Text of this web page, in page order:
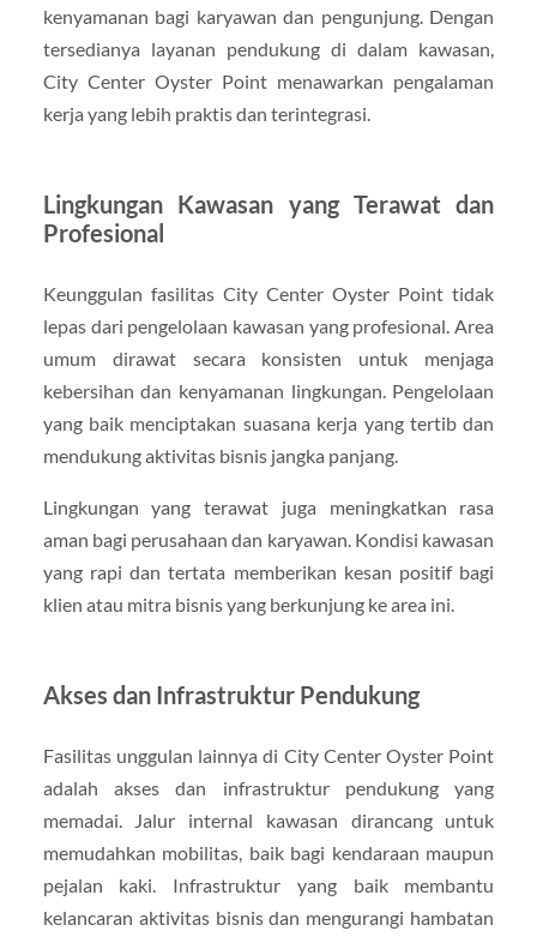
kenyamanan bagi karyawan dan pengunjung. Dengan
tersedianya layanan pendukung di dalam kawasan,
City Center Oyster Point menawarkan pengalaman
kerja yang lebih praktis dan terintegrasi.
Lingkungan Kawasan yang Terawat dan
Profesional
Keunggulan fasilitas City Center Oyster Point tidak
lepas dari pengelolaan kawasan yang profesional. Area
umum dirawat secara konsisten untuk menjaga
kebersihan dan kenyamanan lingkungan. Pengelolaan
yang baik menciptakan suasana kerja yang tertib dan
mendukung aktivitas bisnis jangka panjang.
Lingkungan yang terawat juga meningkatkan rasa
aman bagi perusahaan dan karyawan. Kondisi kawasan
yang rapi dan tertata memberikan kesan positif bagi
klien atau mitra bisnis yang berkunjung ke area ini.
Akses dan Infrastruktur Pendukung
Fasilitas unggulan lainnya di City Center Oyster Point
adalah akses dan infrastruktur pendukung yang
memadai. Jalur internal kawasan dirancang untuk
memudahkan mobilitas, baik bagi kendaraan maupun
pejalan kaki. Infrastruktur yang baik membantu
kelancaran aktivitas bisnis dan mengurangi hambatan